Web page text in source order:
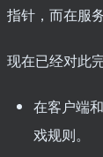
指针，而在服
现在已经对此
在客户端
戏规则。